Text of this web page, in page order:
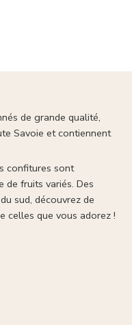
de grande qualité,
Savoie et contiennent
confitures sont
de fruits variés. Des
sud, découvrez de
celles que vous adorez !